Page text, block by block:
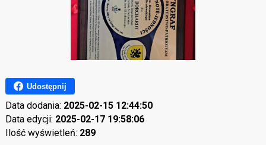
Udostępnij
Data dodania: 2025-02-15 12:44:50
Data edycji: 2025-02-17 19:58:06
Ilość wyświetleń: 289